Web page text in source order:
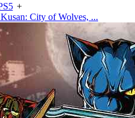
+
City of Wolves, ...